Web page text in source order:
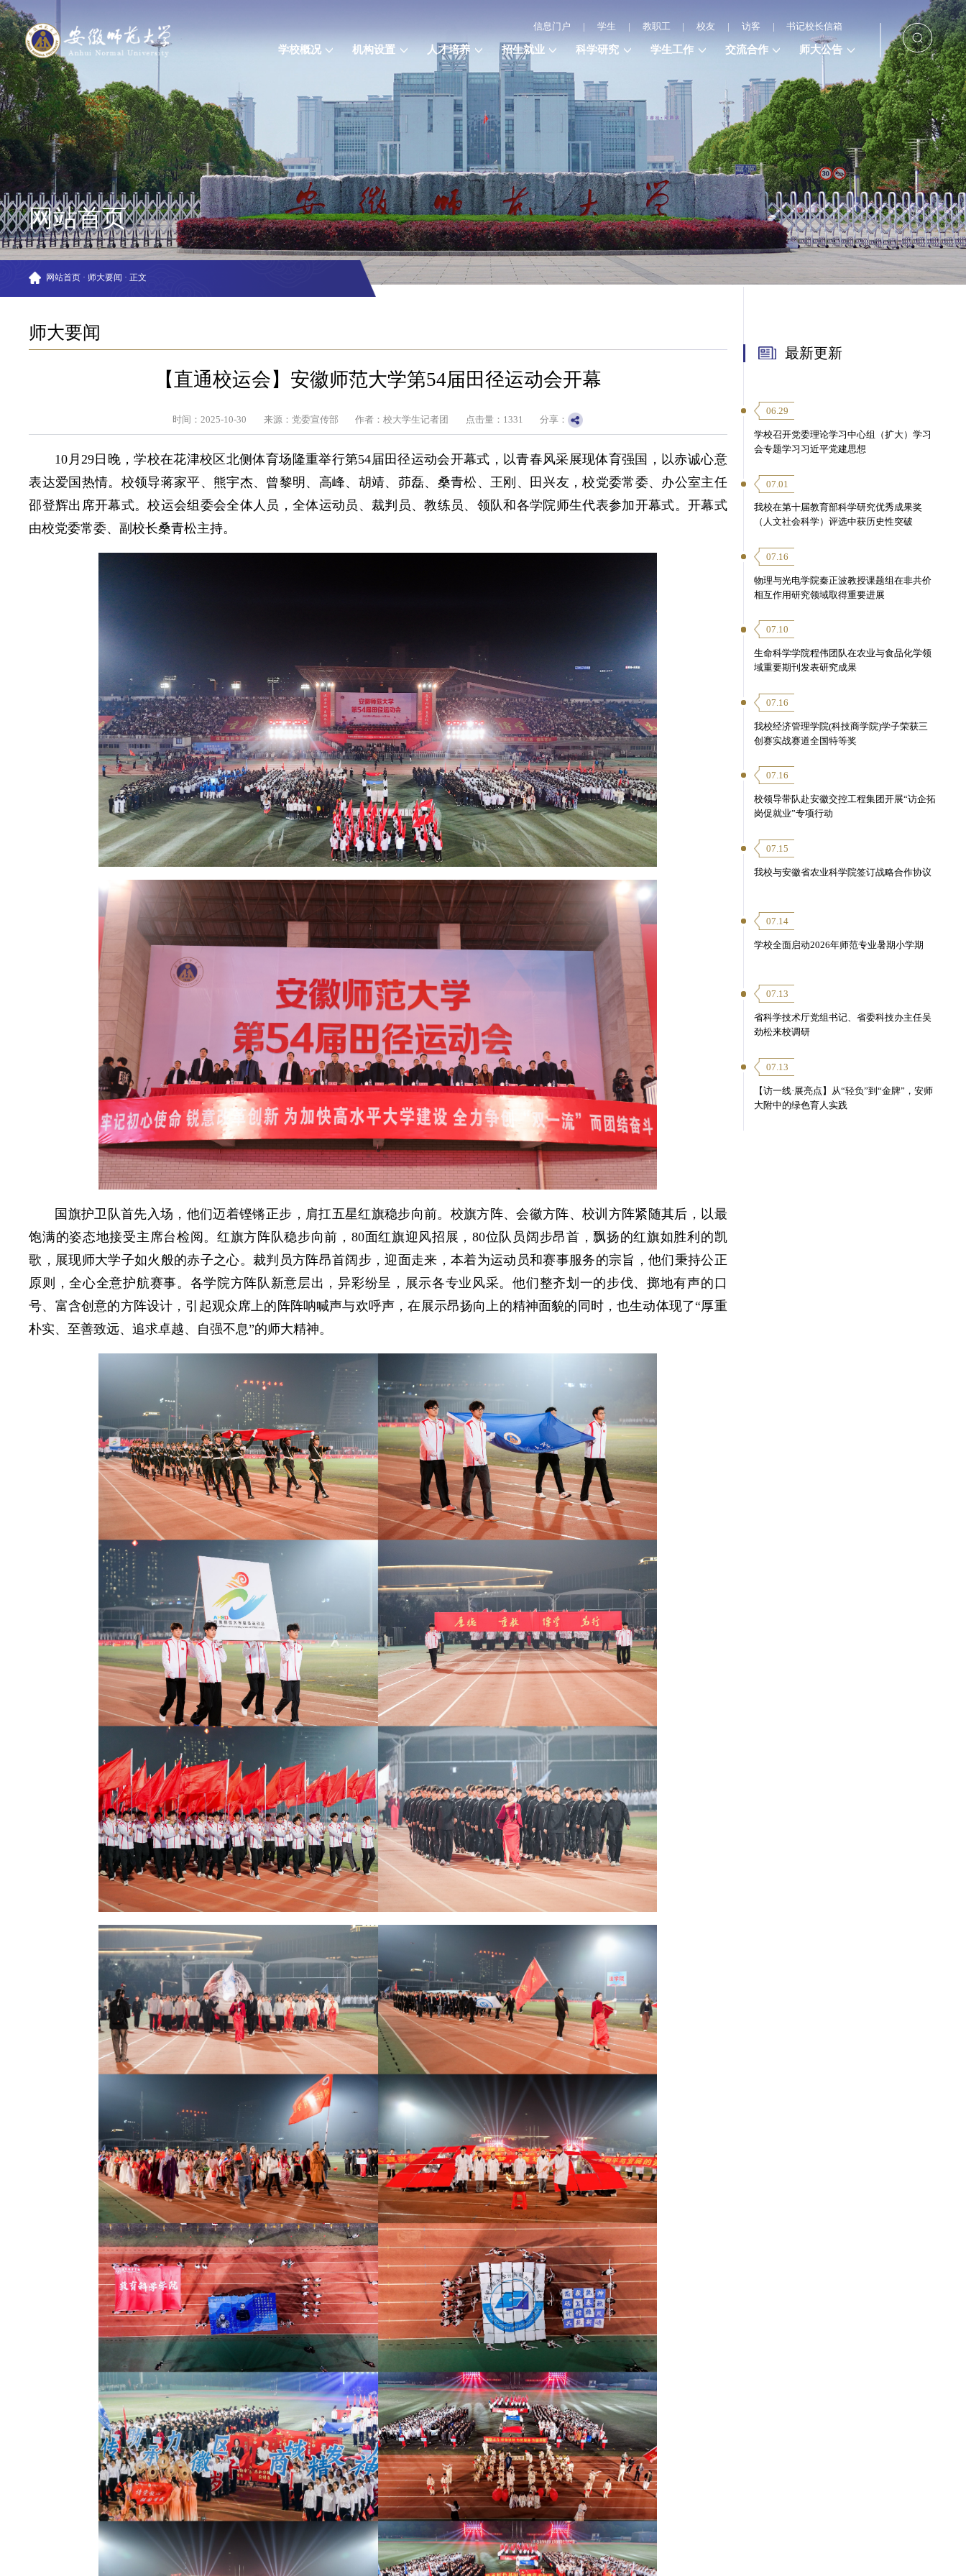
信息门户 | 学生 | 教职工 | 校友 | 访客 | 书记校长信箱
学校概况 机构设置 人才培养 招生就业 科学研究 学生工作 交流合作 师大公告
网站首页
网站首页 · 师大要闻 · 正文
师大要闻
【直通校运会】安徽师范大学第54届田径运动会开幕
时间：2025-10-30 来源：党委宣传部 作者：校大学生记者团 点击量： 1331 分享：
10月29日晚，学校在花津校区北侧体育场隆重举行第54届田径运动会开幕式，以青春风采展现体育强国，以赤诚心意
表达爱国热情。校领导蒋家平、熊宇杰、曾黎明、高峰、胡靖、茆磊、桑青松、王刚、田兴友，校党委常委、办公室主任
邵登辉出席开幕式。校运会组委会全体人员，全体运动员、裁判员、教练员、领队和各学院师生代表参加开幕式。开幕式
由校党委常委、副校长桑青松主持。
国旗护卫队首先入场，他们迈着铿锵正步，肩扛五星红旗稳步向前。校旗方阵、会徽方阵、校训方阵紧随其后，以最
饱满的姿态地接受主席台检阅。红旗方阵队稳步向前，80面红旗迎风招展，80位队员阔步昂首，飘扬的红旗如胜利的凯
歌，展现师大学子如火般的赤子之心。裁判员方阵昂首阔步，迎面走来，本着为运动员和赛事服务的宗旨，他们秉持公正
原则，全心全意护航赛事。各学院方阵队新意层出，异彩纷呈，展示各专业风采。他们整齐划一的步伐、掷地有声的口
号、富含创意的方阵设计，引起观众席上的阵阵呐喊声与欢呼声，在展示昂扬向上的精神面貌的同时，也生动体现了“厚重
朴实、至善致远、追求卓越、自强不息”的师大精神。
最新更新
06.29
学校召开党委理论学习中心组（扩大）学习
会专题学习习近平党建思想
07.01
我校在第十届教育部科学研究优秀成果奖
（人文社会科学）评选中获历史性突破
07.16
物理与光电学院秦正波教授课题组在非共价
相互作用研究领域取得重要进展
07.10
生命科学学院程伟团队在农业与食品化学领
域重要期刊发表研究成果
07.16
我校经济管理学院(科技商学院)学子荣获三
创赛实战赛道全国特等奖
07.16
校领导带队赴安徽交控工程集团开展“访企拓
岗促就业”专项行动
07.15
我校与安徽省农业科学院签订战略合作协议
07.14
学校全面启动2026年师范专业暑期小学期
07.13
省科学技术厅党组书记、省委科技办主任吴
劲松来校调研
07.13
【访一线·展亮点】从“轻负”到“金牌”，安师
大附中的绿色育人实践